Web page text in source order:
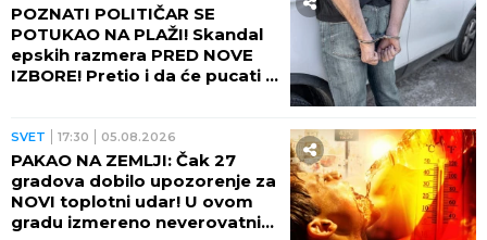
POZNATI POLITIČAR SE
POTUKAO NA PLAŽI! Skandal
epskih razmera PRED NOVE
IZBORE! Pretio i da će pucati u
SVET 17:30 05.08.2026
PAKAO NA ZEMLJI: Čak 27
gradova dobilo upozorenje za
NOVI toplotni udar! U ovom
gradu izmereno neverovatnih